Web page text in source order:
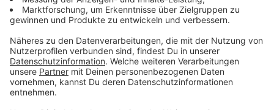
Verkehrsinfos der Stadt Düsseldorf
Anzeige